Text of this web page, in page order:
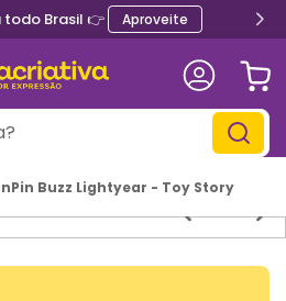
todo Brasil 👉 Aproveite
Buzz Lightyear - Toy Story